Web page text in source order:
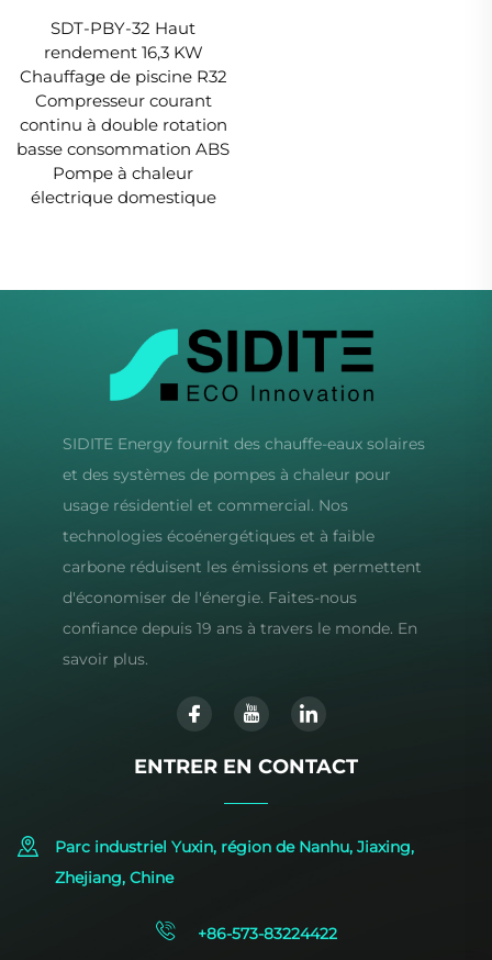
SDT-PBY-32 Haut
rendement 16,3 KW
Chauffage de piscine R32
Compresseur courant
continu à double rotation
basse consommation ABS
Pompe à chaleur
électrique domestique
SIDITE Energy fournit des chauffe-eaux solaires
et des systèmes de pompes à chaleur pour
usage résidentiel et commercial. Nos
technologies écoénergétiques et à faible
carbone réduisent les émissions et permettent
d'économiser de l'énergie. Faites-nous
confiance depuis 19 ans à travers le monde. En
savoir plus.
ENTRER EN CONTACT
Parc industriel Yuxin, région de Nanhu, Jiaxing,
Zhejiang, Chine
+86-573-83224422